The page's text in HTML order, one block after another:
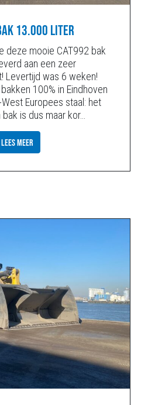
13.000 LITER
deze mooie CAT992 bak
aan een zeer
Levertijd was 6 weken!
100% in Eindhoven
Europees staal: het
is dus maar kor…
LEES MEER